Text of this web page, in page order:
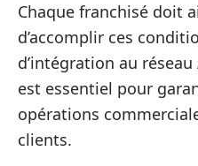
Chaque franchisé doit
d’accomplir ces
d’intégration au
est essentiel pour
opérations
clients.